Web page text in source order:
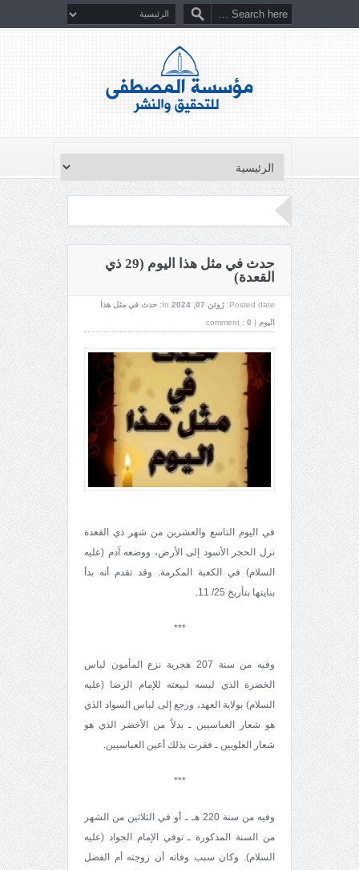
حدث في مثل هذا اليوم (29 ذي
القعدة)
Posted date: ژوئن 07, 2024 In:
حدث في مثل هذا
اليوم |
comment : 0
في اليوم التاسع والعشرين من شهر ذي القعدة
نزل الحجر الأسود إلى الأرض، ووضعه آدم (عليه
السلام) في الكعبة المكرمة. وقد تقدم أنه بدأ
بنايتها بتأريخ 25/ 11.
***
وفيه من سنة 207 هجرية نزع المأمون لباس
الخضرة الذي لبسه لبيعته للإمام الرضا (عليه
السلام) بولاية العهد، ورجع إلى لباس السواد الذي
هو شعار العباسيين ـ بدلاً من الأخضر الذي هو
شعار العلويين ـ فقرت بذلك أعين العباسيين.
***
وفيه من سنة 220 هـ ـ أو في الثلاثين من الشهر
من السنة المذكورة ـ توفي الإمام الجواد (عليه
السلام). وكان سبب وفاته أن زوجته أم الفضل